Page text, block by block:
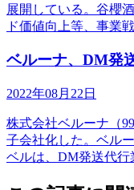
展開している。谷櫻
ド価値向上等、事業
ベルーナ、DM発
2022年08月22日
株式会社ベルーナ（
子会社化した。ベル
ベルは、DM発送代行